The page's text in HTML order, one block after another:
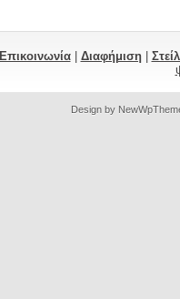
Επικοινωνία| Διαφήμιση|
Design by